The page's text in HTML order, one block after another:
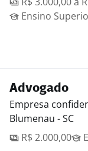
Ensino
Advogado
Empresa
Blumenau - SC
R$ 2.000,00